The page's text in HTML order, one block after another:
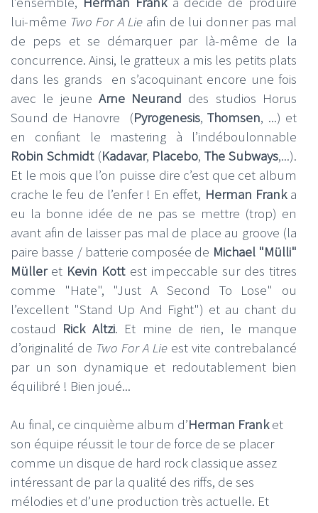
lui-même Two For A Lieafin de lui donner pas mal
de peps et se démarquer par là-même de la
concurrence. Ainsi, le gratteux a mis les petits plats
dans les grands en s’acoquinant encore une fois
avec le jeune Arne Neurand des studios Horus
Sound de Hanovre (Pyrogenesis,Thomsen, ...) et
en confiant le mastering à l’indéboulonnable
Robin Schmidt (Kadavar, Placebo,The Subways,...).
Et le mois que l’on puisse dire c’est que cet album
crache le feu de l’enfer ! En effet, Herman Franka
eu la bonne idée de ne pas se mettre (trop) en
avant afin de laisser pas mal de place au groove (la
paire basse / batterie composée de Michael "Mülli"
Mülleret Kevin Kottest impeccable sur des titres
comme "Hate", "Just A Second To Lose" ou
l’excellent "Stand Up And Fight") et au chant du
costaud Rick Altzi. Et mine de rien, le manque
d’originalité de Two For A Lie est vite contrebalancé
par un son dynamique et redoutablement bien
équilibré ! Bien joué...
Au final, ce cinquième album d’Herman Franket
son équipe réussit le tour de force de se placer
comme un disque de hard rock classique assez
intéressant de par la qualité des riffs, de ses
mélodies et d’une production très actuelle. Et